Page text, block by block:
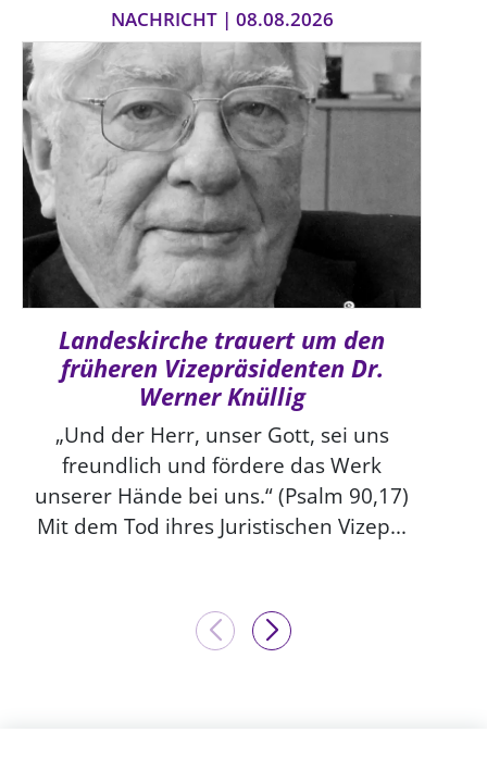
NACHRICHT | 08.08.2026
Landeskirche trauert um den
früheren Vizepräsidenten Dr.
Werner Knüllig
„Und der Herr, unser Gott, sei uns
freundlich und fördere das Werk
unserer Hände bei uns.“ (Psalm 90,17)
Mit dem Tod ihres Juristischen Vizep...